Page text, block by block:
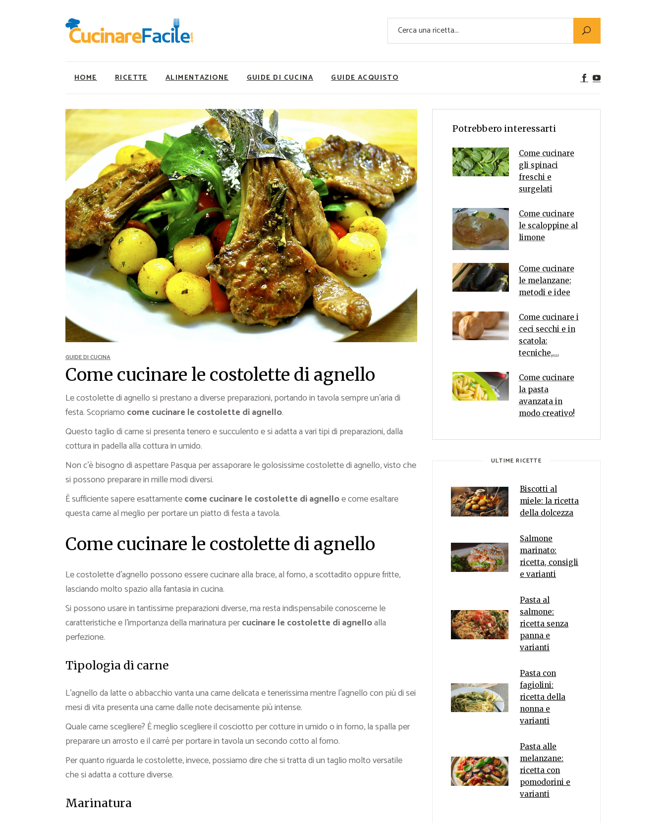
Cerca
HOME RICETTE
Ricette Facili e Veloci
Ricette Primi Piatti
Ricette Antipasti
Ricette Dolci
Ricette Carne
Ricette Secondi
Ricette Pizze e Rustici
Ricette Contorni
Ricette Piatti unici
Ricette Pesce
Video Ricette
Ricette per Ingrediente
ALIMENTAZIONE
Utility
Super Alimenti
Nutrizionista a tavola
Ricette Vegetariane
Ricette Vegane
Rumors
GUIDE DI CUCINA GUIDE ACQUISTO
Ricette Facili e Veloci
Ricette Primi Piatti
Ricette Dolci
Ricette Carne
Ricette Secondi
Ricette Pizze e Rustici
Ricette Contorni
Ricette Piatti unici
Ricette Pesce
Video Ricette
Ricette per Ingrediente
Utility
Super Alimenti
Ricette Vegetariane
Rumors
GUIDE DI CUCINA
Come cucinare le costolette di agnello
Le costolette di agnello si prestano a diverse preparazioni, portando in tavola sempre un’aria di
festa. Scopriamo come cucinare le costolette di agnello.
Questo taglio di carne si presenta tenero e succulento e si adatta a vari tipi di preparazioni, dalla
cottura in padella alla cottura in umido.
Non c’è bisogno di aspettare Pasqua per assaporare le golosissime costolette di agnello, visto che
si possono preparare in mille modi diversi.
È sufficiente sapere esattamentecome cucinare le costolette di agnelloe come esaltare
questa carne al meglio per portare un piatto di festa a tavola.
Come cucinare le costolette di agnello
Le costolette d’agnello possono essere cucinare alla brace, al forno, a scottadito oppure fritte,
lasciando molto spazio alla fantasia in cucina.
Si possono usare in tantissime preparazioni diverse, ma resta indispensabile conoscerne le
caratteristiche e l’importanza della marinatura percucinare le costolette di agnelloalla
perfezione.
Tipologia di carne
L’agnello da latte o abbacchio vanta una carne delicata e tenerissima mentre l’agnello con più di sei
mesi di vita presenta una carne dalle note decisamente più intense.
Quale carne scegliere? È meglio scegliere il cosciotto per cotture in umido o in forno, la spalla per
preparare un arrosto e il carré per portare in tavola un secondo cotto al forno.
Per quanto riguarda le costolette, invece, possiamo dire che si tratta di un taglio molto versatile
che si adatta a cotture diverse.
Marinatura
Potrebbero interessarti
Come cucinare
gli spinaci
freschi e
surgelati
Come cucinare
le scaloppine al
limone
Come cucinare
le melanzane:
metodi e idee
Come cucinare i
ceci secchi e in
scatola:
tecniche,…
Come cucinare
la pasta
avanzata in
modo creativo!
ULTIME RICETTE
Biscotti al
miele: la ricetta
della dolcezza
Salmone
marinato:
ricetta, consigli
e varianti
Pasta al
salmone:
ricetta senza
panna e
varianti
Pasta con
fagiolini:
ricetta della
nonna e
varianti
Pasta alle
melanzane:
ricetta con
pomodorini e
varianti